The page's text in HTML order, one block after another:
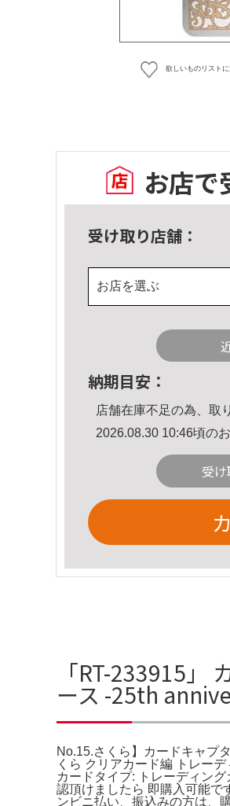
欲しいものリストに
お店で
受け取り店舗：
お店を選ぶ
納期目安：
店舗在庫不足の為、取
2026.08.30 10:46頃の
受
「RT-233915
ース -25th
No.15.さくら】カードキャプ
くら クリアカード編 トレー
カードタイプ: トレーディン
認頂けましたら 即購入可能で
ンビニ払い、振込みの方は、